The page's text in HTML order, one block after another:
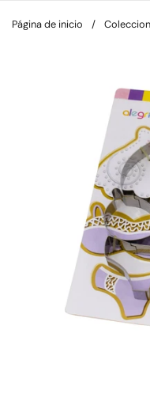
Página de inicio /